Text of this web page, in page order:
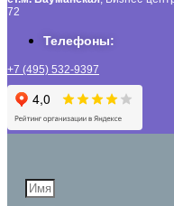
72
Телефоны:
+7 (495) 532-9397